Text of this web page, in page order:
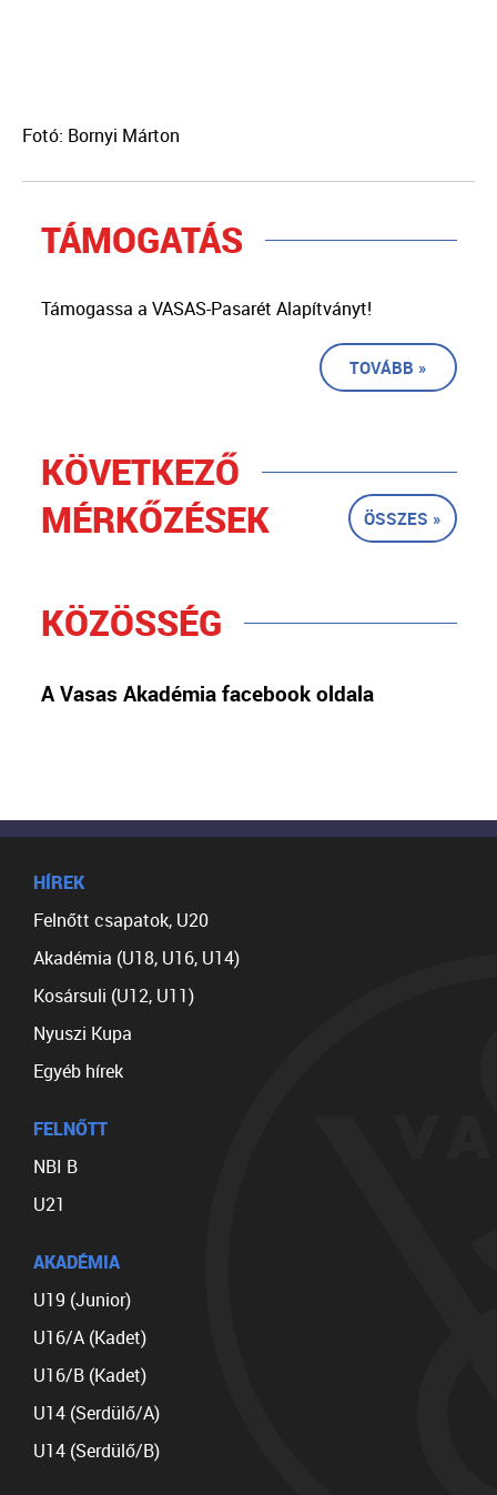
Fotó: Bornyi Márton
TÁMOGATÁS
Támogassa a VASAS-Pasarét Alapítványt!
TOVÁBB »
KÖVETKEZŐ
MÉRKŐZÉSEK
ÖSSZES »
KÖZÖSSÉG
A Vasas Akadémia facebook oldala
HÍREK
Felnőtt csapatok, U20
Akadémia (U18, U16, U14)
Kosársuli (U12, U11)
Nyuszi Kupa
Egyéb hírek
FELNŐTT
NBI B
U21
AKADÉMIA
U19 (Junior)
U16/A (Kadet)
U16/B (Kadet)
U14 (Serdülő/A)
U14 (Serdülő/B)